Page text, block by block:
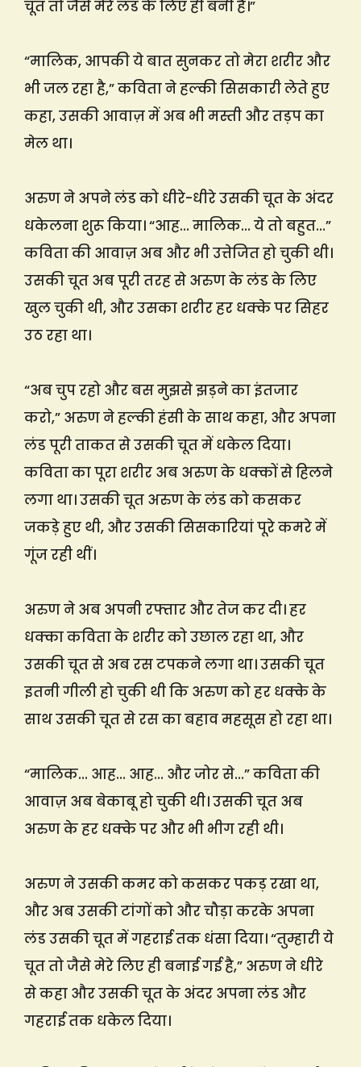
चूत तो जैसे मेरे लंड के लिए ही बनी है।”
“मालिक, आपकी ये बात सुनकर तो मेरा शरीर और
भी जल रहा है,” कविता ने हल्की सिसकारी लेते हुए
कहा, उसकी आवाज़ में अब भी मस्ती और तड़प का
मेल था।
अरुण ने अपने लंड को धीरे-धीरे उसकी चूत के अंदर
धकेलना शुरू किया। “आह… मालिक… ये तो बहुत…”
कविता की आवाज़ अब और भी उत्तेजित हो चुकी थी।
उसकी चूत अब पूरी तरह से अरुण के लंड के लिए
खुल चुकी थी, और उसका शरीर हर धक्के पर सिहर
उठ रहा था।
“अब चुप रहो और बस मुझसे झड़ने का इंतजार
करो,” अरुण ने हल्की हंसी के साथ कहा, और अपना
लंड पूरी ताकत से उसकी चूत में धकेल दिया।
कविता का पूरा शरीर अब अरुण के धक्कों से हिलने
लगा था। उसकी चूत अरुण के लंड को कसकर
जकड़े हुए थी, और उसकी सिसकारियां पूरे कमरे में
गूंज रही थीं।
अरुण ने अब अपनी रफ्तार और तेज कर दी। हर
धक्का कविता के शरीर को उछाल रहा था, और
उसकी चूत से अब रस टपकने लगा था। उसकी चूत
इतनी गीली हो चुकी थी कि अरुण को हर धक्के के
साथ उसकी चूत से रस का बहाव महसूस हो रहा था।
“मालिक… आह… आह… और जोर से…” कविता की
आवाज़ अब बेकाबू हो चुकी थी। उसकी चूत अब
अरुण के हर धक्के पर और भी भीग रही थी।
अरुण ने उसकी कमर को कसकर पकड़ रखा था,
और अब उसकी टांगों को और चौड़ा करके अपना
लंड उसकी चूत में गहराई तक धंसा दिया। “तुम्हारी ये
चूत तो जैसे मेरे लिए ही बनाई गई है,” अरुण ने धीरे
से कहा और उसकी चूत के अंदर अपना लंड और
गहराई तक धकेल दिया।